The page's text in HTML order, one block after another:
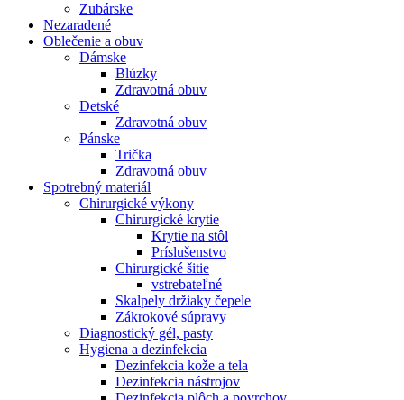
Zubárske
Nezaradené
Oblečenie a obuv
Dámske
Blúzky
Zdravotná obuv
Detské
Zdravotná obuv
Pánske
Trička
Zdravotná obuv
Spotrebný materiál
Chirurgické výkony
Chirurgické krytie
Krytie na stôl
Príslušenstvo
Chirurgické šitie
vstrebateľné
Skalpely držiaky čepele
Zákrokové súpravy
Diagnostický gél, pasty
Hygiena a dezinfekcia
Dezinfekcia kože a tela
Dezinfekcia nástrojov